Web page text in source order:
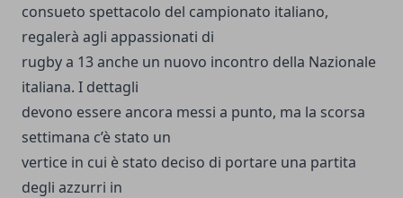
consueto spettacolo del campionato italiano,
regalerà agli appassionati di
rugby a 13 anche un nuovo incontro della Nazionale
italiana. I dettagli
devono essere ancora messi a punto, ma la scorsa
settimana c’è stato un
vertice in cui è stato deciso di portare una partita
degli azzurri in